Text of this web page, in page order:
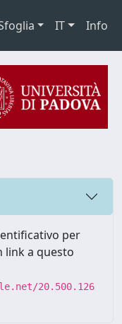
IT Info
per
link a questo
20.500.126